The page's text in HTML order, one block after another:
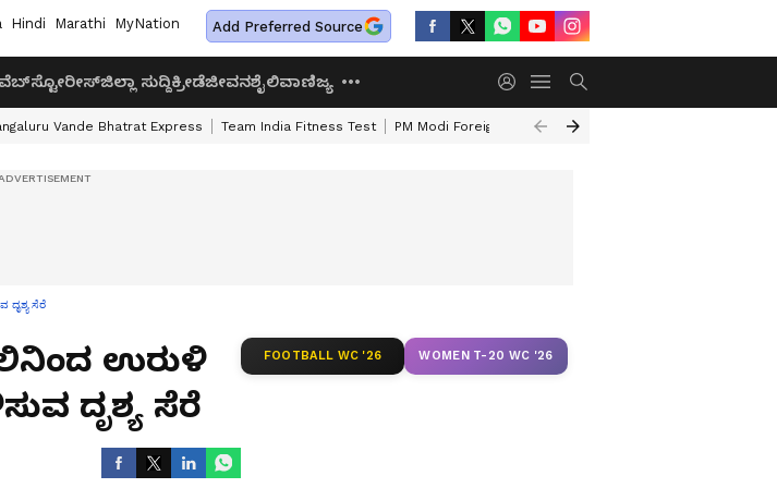
Hindi Marathi MyNation Add Preferred Source
ವೆಬ್‌ಸ್ಟೋರೀಸ್ಜಿಲ್ಲಾ ಸುದ್ದಿಕ್ರೀಡೆಜೀವನಶೈಲಿವಾಣಿಜ್ಯ
Vande Bhatrat Express Team India Fitness Test PM Modi Foreign Travel Expenditure
ದೃಶ್ಯ ಸೆರೆ
ಉರುಳಿ
ದೃಶ್ಯ ಸೆರೆ
FOOTBALL WC '26 WOMEN T-20 WC '26